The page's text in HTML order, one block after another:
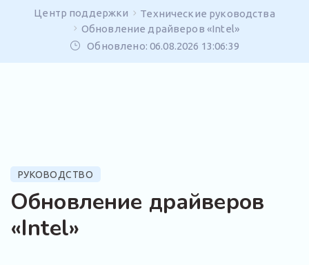
Центр поддержки
Технические руководства
Обновление драйверов «Intel»
Обновлено: 06.08.2026 13:06:39
РУКОВОДСТВО
Обновление драйверов
«Intel»